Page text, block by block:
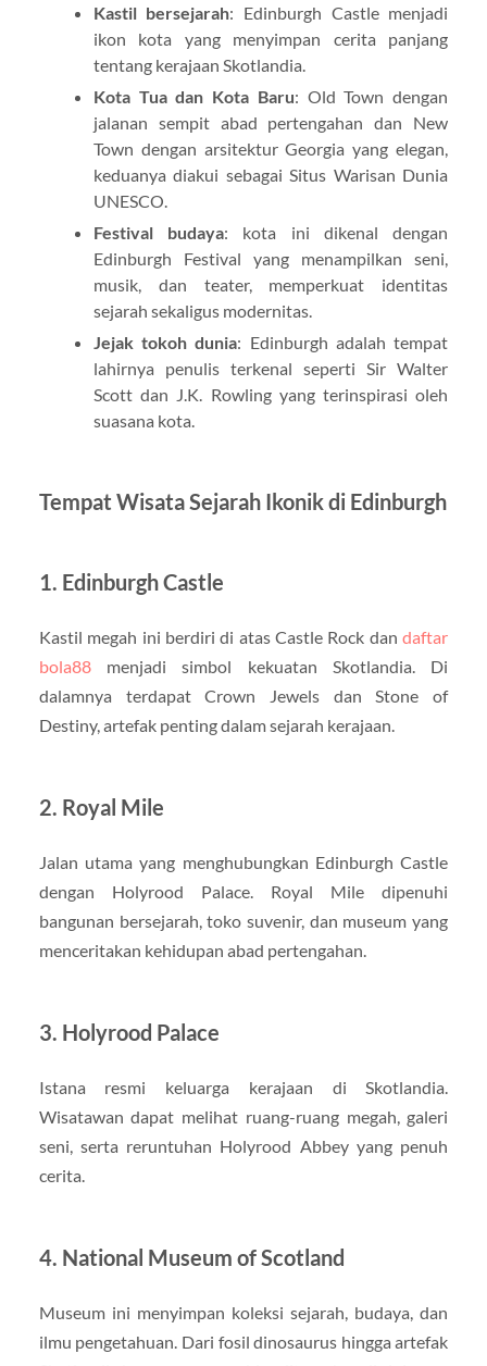
Kastil bersejarah: Edinburgh Castle menjadi
ikon kota yang menyimpan cerita panjang
tentang kerajaan Skotlandia.
Kota Tua dan Kota Baru: Old Town dengan
jalanan sempit abad pertengahan dan New
Town dengan arsitektur Georgia yang elegan,
keduanya diakui sebagai Situs Warisan Dunia
UNESCO.
Festival budaya: kota ini dikenal dengan
Edinburgh Festival yang menampilkan seni,
musik, dan teater, memperkuat identitas
sejarah sekaligus modernitas.
Jejak tokoh dunia: Edinburgh adalah tempat
lahirnya penulis terkenal seperti Sir Walter
Scott dan J.K. Rowling yang terinspirasi oleh
suasana kota.
Tempat Wisata Sejarah Ikonik di Edinburgh
1. Edinburgh Castle
Kastil megah ini berdiri di atas Castle Rock dandaftar
bola88menjadi simbol kekuatan Skotlandia. Di
dalamnya terdapat Crown Jewels dan Stone of
Destiny, artefak penting dalam sejarah kerajaan.
2. Royal Mile
Jalan utama yang menghubungkan Edinburgh Castle
dengan Holyrood Palace. Royal Mile dipenuhi
bangunan bersejarah, toko suvenir, dan museum yang
menceritakan kehidupan abad pertengahan.
3. Holyrood Palace
Istana resmi keluarga kerajaan di Skotlandia.
Wisatawan dapat melihat ruang-ruang megah, galeri
seni, serta reruntuhan Holyrood Abbey yang penuh
cerita.
4. National Museum of Scotland
Museum ini menyimpan koleksi sejarah, budaya, dan
ilmu pengetahuan. Dari fosil dinosaurus hingga artefak